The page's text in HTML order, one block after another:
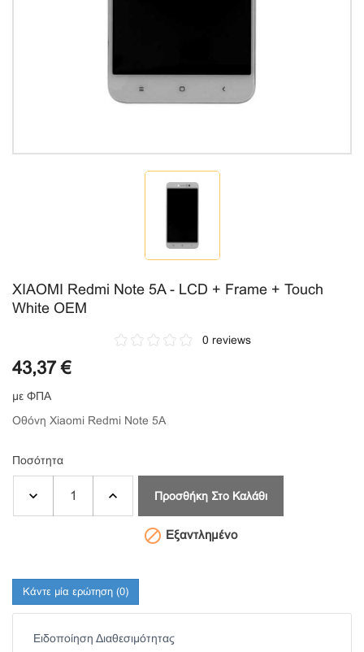
XIAOMI Redmi Note 5A - LCD + Frame + Touch
White OEM
0 reviews
43,37 €
με ΦΠΑ
Οθόνη Xiaomi Redmi Note 5A
Ποσότητα
Προσθήκη Στο Καλάθι
 Εξαντλημένο
Κάντε μία ερώτηση (0)
Ειδοποίηση Διαθεσιμότητας